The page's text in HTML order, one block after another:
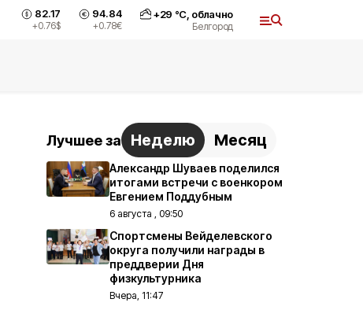
82.17
+0.76$
94.84
+0.78€
+29 °С, облачно
Белгород
Лучшее за Неделю Месяц
Александр Шуваев поделился
итогами встречи с военкором
Евгением Поддубным
6 августа , 09:50
Спортсмены Вейделевского
округа получили награды в
преддверии Дня
физкультурника
Вчера, 11:47